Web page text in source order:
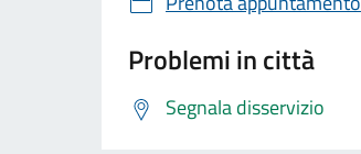
Problemi in città
Segnala disservizio